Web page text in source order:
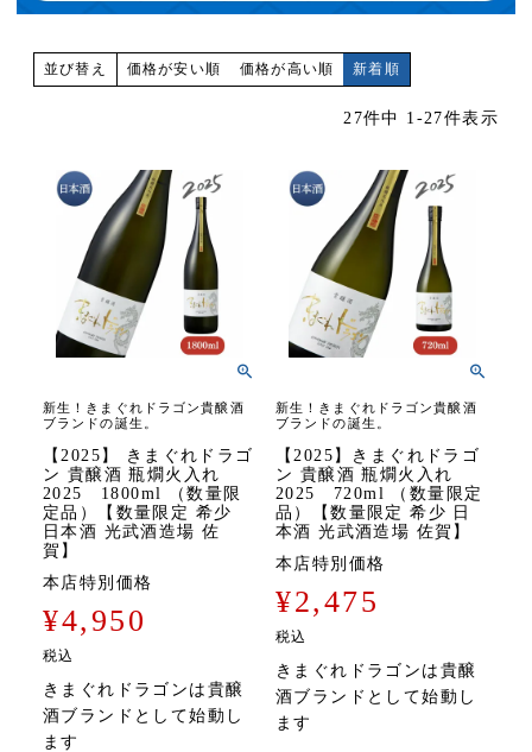
並び替え 価格が安い順 価格が高い順 新着順
27件中 1 -27件表示
新生！きまぐれドラゴン貴醸酒
ブランドの誕生。
【2025】 きまぐれドラゴ
ン 貴醸酒 瓶燗火入れ
2025 1800ml （数量限
定品）【数量限定 希少
日本酒 光武酒造場 佐
賀】
本店特別価格
¥4,950
税込
きまぐれドラゴンは貴醸
酒ブランドとして始動し
ます
新生！きまぐれドラゴン貴醸酒
ブランドの誕生。
【2025】きまぐれドラゴ
ン 貴醸酒 瓶燗火入れ
2025 720ml （数量限定
品）【数量限定 希少 日
本酒 光武酒造場 佐賀】
本店特別価格
¥2,475
税込
きまぐれドラゴンは貴醸
酒ブランドとして始動し
ます